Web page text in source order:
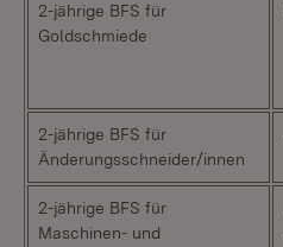
2-jährige BFS für
Goldschmiede
2-jährige BFS für
Änderungsschneider/innen
2-jährige BFS für
Maschinen- und